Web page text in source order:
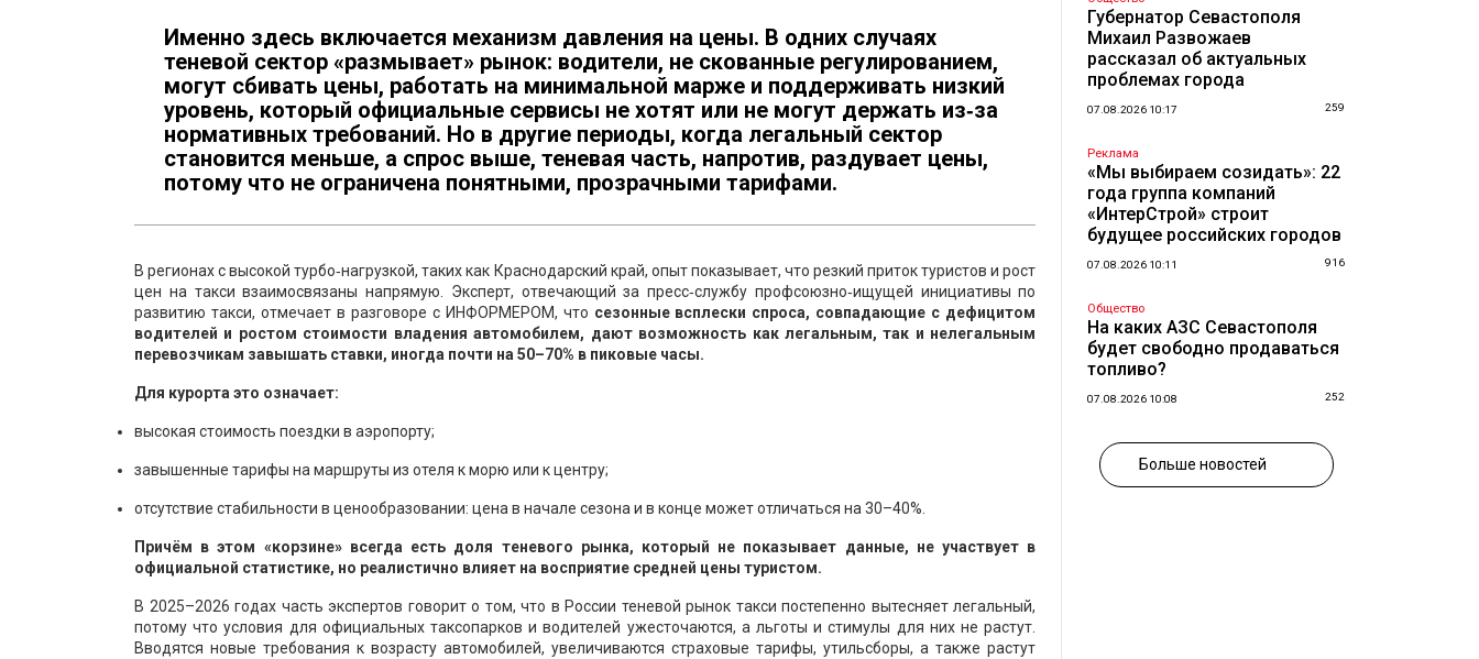
Именно здесь включается механизм давления на цены. В одних случаях
теневой сектор «размывает» рынок: водители, не скованные регулированием,
могут сбивать цены, работать на минимальной марже и поддерживать низкий
уровень, который официальные сервисы не хотят или не могут держать из‑за
нормативных требований. Но в другие периоды, когда легальный сектор
становится меньше, а спрос выше, теневая часть, напротив, раздувает цены,
потому что не ограничена понятными, прозрачными тарифами.
В регионах с высокой турбо‑нагрузкой, таких как Краснодарский край, опыт показывает, что резкий приток туристов и рост
цен на такси взаимосвязаны напрямую. Эксперт, отвечающий за пресс‑службу профсоюзно‑ищущей инициативы по
развитию такси, отмечает в разговоре с ИНФОРМЕРОМ, что сезонные всплески спроса, совпадающие с дефицитом
водителей и ростом стоимости владения автомобилем, дают возможность как легальным, так и нелегальным
перевозчикам завышать ставки, иногда почти на 50–70% в пиковые часы.
Для курорта это означает:
высокая стоимость поездки в аэропорту;
завышенные тарифы на маршруты из отеля к морю или к центру;
отсутствие стабильности в ценообразовании: цена в начале сезона и в конце может отличаться на 30–40%.
Причём в этом «корзине» всегда есть доля теневого рынка, который не показывает данные, не участвует в
официальной статистике, но реалистично влияет на восприятие средней цены туристом.
В 2025–2026 годах часть экспертов говорит о том, что в России теневой рынок такси постепенно вытесняет легальный,
потому что условия для официальных таксопарков и водителей ужесточаются, а льготы и стимулы для них не растут.
Вводятся новые требования к возрасту автомобилей, увеличиваются страховые тарифы, утильсборы, а также растут
Губернатор Севастополя
Михаил Развожаев
рассказал об актуальных
проблемах города
07.08.2026 10:17 259
Реклама
«Мы выбираем созидать»: 22
года группа компаний
«ИнтерСтрой» строит
будущее российских городов
07.08.2026 10:11 916
Общество
На каких АЗС Севастополя
будет свободно продаваться
топливо?
07.08.2026 10:08 252
Больше новостей